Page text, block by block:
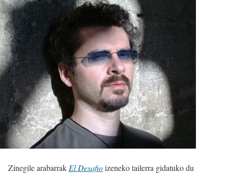
Zinegile arabarrak El Desafioizeneko tailerra gidatuko du